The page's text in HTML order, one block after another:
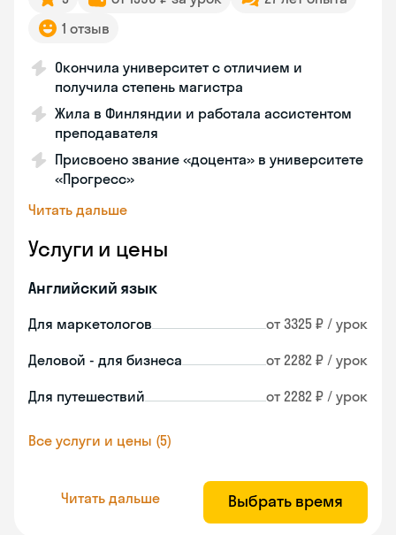
1 отзыв
Окончила университет с отличием и
получила степень магистра
Жила в Финляндии и работала ассистентом
преподавателя
Присвоено звание «доцента» в университете
«Прогресс»
Читать дальше
Услуги и цены
Английский язык
Для маркетологов от 3325 ₽ / урок
Деловой - для бизнеса от 2282 ₽ / урок
Для путешествий от 2282 ₽ / урок
Все услуги и цены (5)
Читать дальше Выбрать время